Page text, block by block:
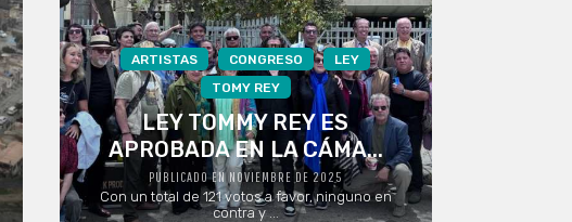
ARTISTAS CONGRESO
LEY
TOMY REY
LEY TOMMY REY ES
APROBADA EN LA CÁMA...
PUBLICADO EN NOVIEMBRE DE 2025
Con un total de 121 votos a favor, ninguno en
contra y ...